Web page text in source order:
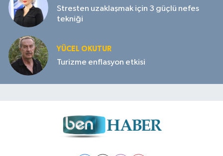
Stresten uzaklaşmak için 3 güçlü nefes
tekniği
YÜCEL OKUTUR
Turizme enflasyon etkisi